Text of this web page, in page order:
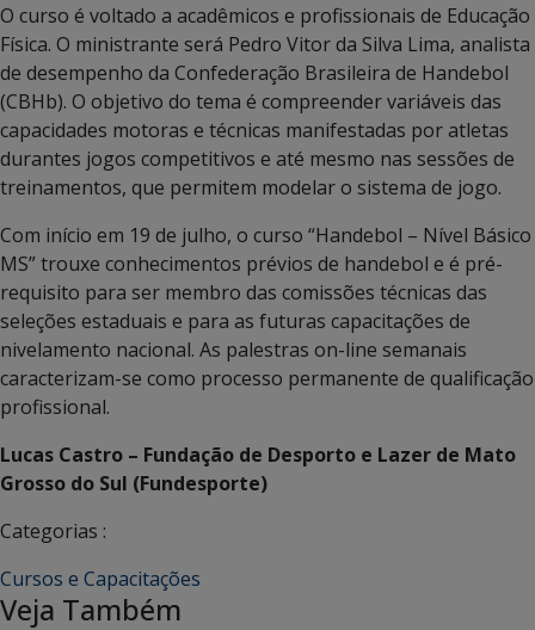
O curso é voltado a acadêmicos e profissionais de Educação
Física. O ministrante será Pedro Vitor da Silva Lima, analista
de desempenho da Confederação Brasileira de Handebol
(CBHb). O objetivo do tema é compreender variáveis das
capacidades motoras e técnicas manifestadas por atletas
durantes jogos competitivos e até mesmo nas sessões de
treinamentos, que permitem modelar o sistema de jogo.
Com início em 19 de julho, o curso “Handebol – Nível Básico
MS” trouxe conhecimentos prévios de handebol e é pré-
requisito para ser membro das comissões técnicas das
seleções estaduais e para as futuras capacitações de
nivelamento nacional. As palestras on-line semanais
caracterizam-se como processo permanente de qualificação
profissional.
Lucas Castro – Fundação de Desporto e Lazer de Mato
Grosso do Sul (Fundesporte)
Categorias :
Cursos e Capacitações
Veja Também